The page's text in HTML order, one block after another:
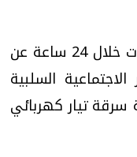
وأسفرت جهود الحملات التي شنتها الإدارة العامة لشرطة النقل والمواصلات خلال 24 ساعة عن
الاجتماعية السلبية
العامة لشرطة الكهرباء عن ضبط 13 ألفا و263 قضية سرقة تيار كهربائي